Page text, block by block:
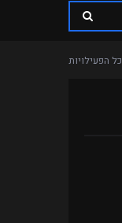
כל הפעילויות